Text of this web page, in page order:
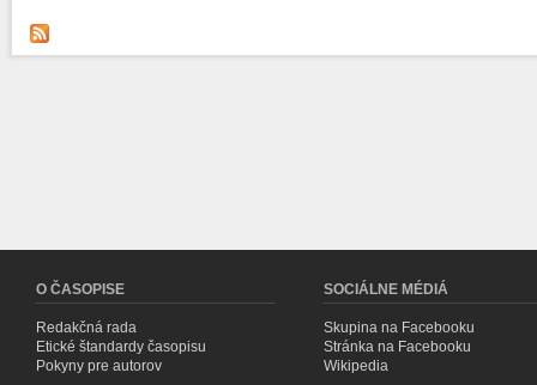
O ČASOPISE
Redakčná rada
Etické štandardy časopisu
Pokyny pre autorov
SOCIÁLNE MÉDIÁ
Skupina na Facebooku
Stránka na Facebooku
Wikipedia